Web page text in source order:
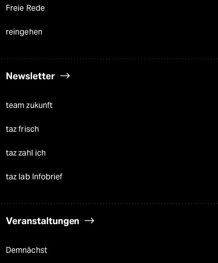
Freie Rede
reingehen
Newsletter
team zukunft
taz frisch
taz zahl ich
taz lab Infobrief
Veranstaltungen
Demnächst